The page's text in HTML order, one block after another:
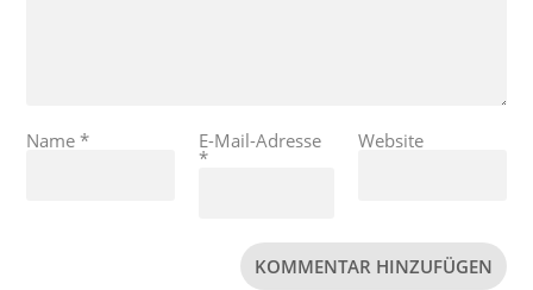
Name* E-Mail-Adresse
*
Website